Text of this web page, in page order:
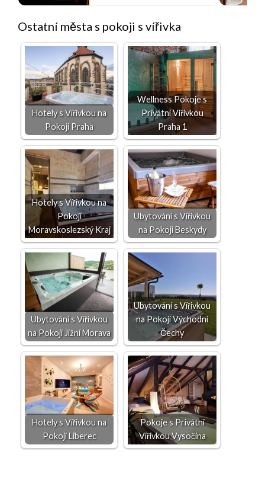
Ostatní města s pokoji s vířivka
Hotely s Vířivkou na
Pokoji Praha
Wellness Pokoje s
Privátní Vířivkou
Praha 1
Hotely s Vířivkou na
Pokoji
Moravskoslezský Kraj
Ubytování s Vířivkou
na Pokoji Beskydy
Ubytování s Vířivkou
na Pokoji Jižní Morava
Ubytování s Vířivkou
na Pokoji Východní
Čechy
Hotely s Vířivkou na
Pokoji Liberec
Pokoje s Privátní
Vířivkou Vysočina